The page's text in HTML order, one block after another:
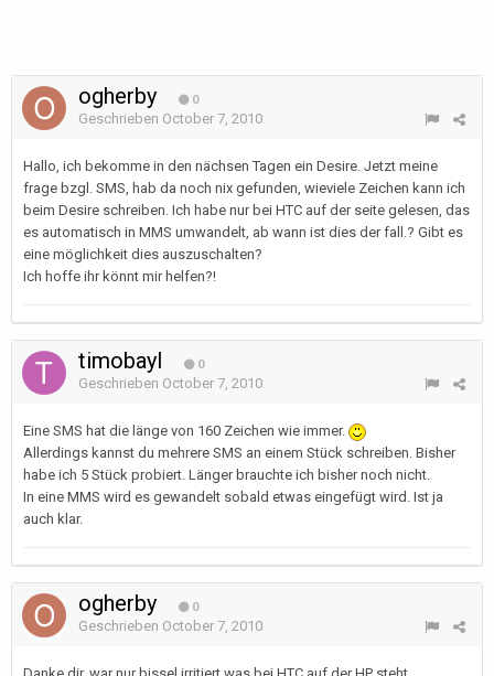
ogherby 0
Geschrieben October 7, 2010
Hallo, ich bekomme in den nächsen Tagen ein Desire. Jetzt meine
frage bzgl. SMS, hab da noch nix gefunden, wieviele Zeichen kann ich
beim Desire schreiben. Ich habe nur bei HTC auf der seite gelesen, das
es automatisch in MMS umwandelt, ab wann ist dies der fall.? Gibt es
eine möglichkeit dies auszuschalten?
Ich hoffe ihr könnt mir helfen?!
timobayl 0
Geschrieben October 7, 2010
Eine SMS hat die länge von 160 Zeichen wie immer.
Allerdings kannst du mehrere SMS an einem Stück schreiben. Bisher
habe ich 5 Stück probiert. Länger brauchte ich bisher noch nicht.
In eine MMS wird es gewandelt sobald etwas eingefügt wird. Ist ja
auch klar.
ogherby 0
Geschrieben October 7, 2010